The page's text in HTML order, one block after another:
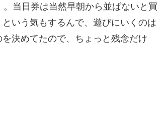
当日券は当然早朝から並ばないと買
いう気もするんで、遊びにいくのは
決めてたので、ちょっと残念だけ